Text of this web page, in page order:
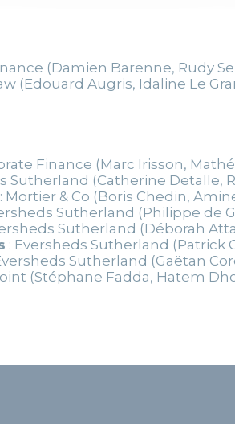
(Damien Barenne, Rudy
(Edouard Augris, Idaline Le
Finance (Marc Irisson,
Sutherland (Catherine Detalle,
: Mortier & Co (Boris Chedin,
Sutherland (Philippe de
Sutherland (Déborah
: Eversheds Sutherland (Patrick
Sutherland (Gaëtan
(Stéphane Fadda, Hatem